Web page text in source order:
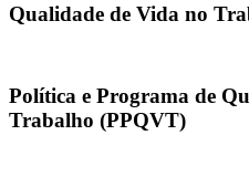
Qualidade de Vida no
Política e Programa de
Trabalho (PPQVT)